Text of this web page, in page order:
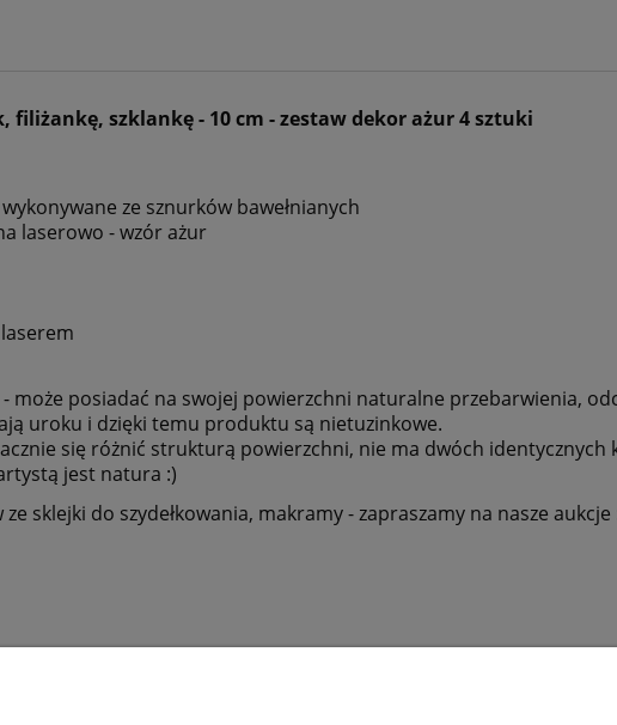
filiżankę, szklankę - 10 cm - zestaw dekor ażur 4 sztuki
ze sznurków bawełnianych
laserowo - wzór ażur
może posiadać na swojej powierzchni naturalne przebarwienia,
uroku i dzięki temu produktu są nietuzinkowe.
się różnić strukturą powierzchni, nie ma dwóch identycznych
jest natura :)
sklejki do szydełkowania, makramy - zapraszamy na nasze aukcje